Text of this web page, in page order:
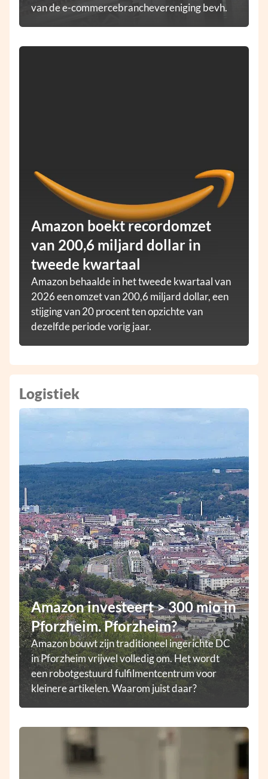
van de e-commercebranchevereniging bevh.
Amazon boekt recordomzet
van 200,6 miljard dollar in
tweede kwartaal
Amazon behaalde in het tweede kwartaal van
2026 een omzet van 200,6 miljard dollar, een
stijging van 20 procent ten opzichte van
dezelfde periode vorig jaar.
Logistiek
Amazon investeert > 300 mio in
Pforzheim. Pforzheim?
Amazon bouwt zijn traditioneel ingerichte DC
in Pforzheim vrijwel volledig om. Het wordt
een robotgestuurd fulfilmentcentrum voor
kleinere artikelen. Waarom juist daar?